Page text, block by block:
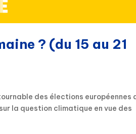
? (du 15 au 21
des élections européennes
la question climatique en vue des